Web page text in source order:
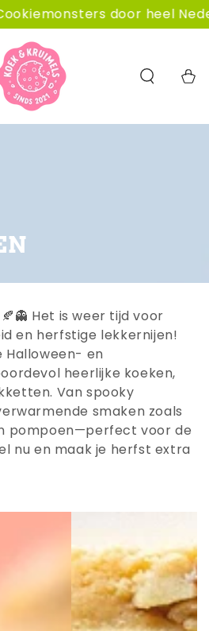
heel Nederland. De
🍂👻 Het is weer tijd voor
en herfstige lekkernijen!
Halloween- en
heerlijke koeken,
Van spooky
smaken zoals
pompoen—perfect voor de
nu en maak je herfst extra